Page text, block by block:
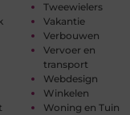
Tweewielers
Vakantie
Verbouwen
Vervoer en
transport
Webdesign
Winkelen
Woning en Tuin